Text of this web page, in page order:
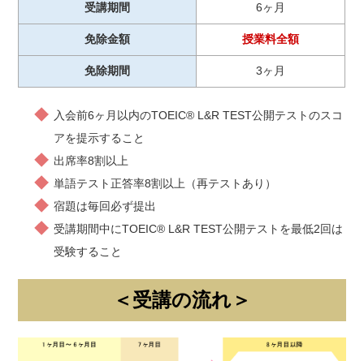
受講期間 6ヶ月
免除金額 授業料全額
免除期間 3ヶ月
入会前6ヶ月以内のTOEIC® L&R TEST公開テストのスコ
アを提示すること
出席率8割以上
単語テスト正答率8割以上（再テストあり）
宿題は毎回必ず提出
受講期間中にTOEIC® L&R TEST公開テストを最低2回は
受験すること
＜受講の流れ＞